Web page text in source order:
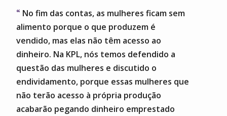
No fim das contas, as mulheres ficam sem
alimento porque o que produzem é
vendido, mas elas não têm acesso ao
dinheiro. Na KPL, nós temos defendido a
questão das mulheres e discutido o
endividamento, porque essas mulheres que
não terão acesso à própria produção
acabarão pegando dinheiro emprestado